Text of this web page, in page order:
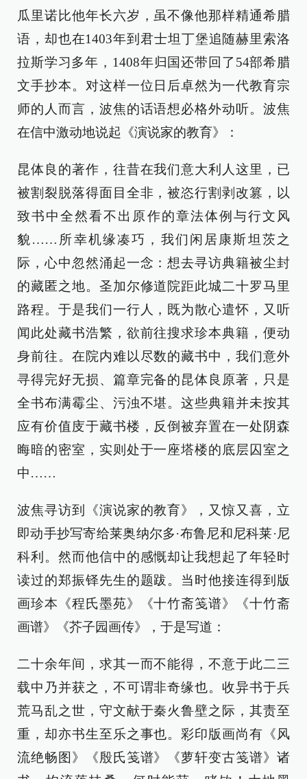
瓜里诺比他年长六岁，虽不像他那样精通希腊
语，却也在1403年到君士坦丁堡追随赫里索洛
拉斯学习多年，1408年归国还带回了54部希腊
文手抄本。对这样一位日后卓然为一代教育宗
师的人而言，波焦的话语想必格外动听。波焦
在信中激动地说起《演说家的教育》：
昆体良的著作，往昔在我们意大利人这里，已
被割裂脱落得面目全非，被恣行割剥改篡，以
致书中全然看不出原作的章法体例与行文风
貌……所幸机缘凑巧，我们闲居康斯坦茨之
际，心中忽然涌起一念：想去寻访典籍被尘封
的藏匿之地。圣加尔修道院距此城二十罗马里
路程。于是我们一行人，既为散心遣怀，又听
闻此处藏书浩繁，欲前往搜求珍本典籍，便动
身前往。在院内难以尽数的藏书中，我们意外
寻得完好无损、篇章完备的昆体良原著，只是
全书布满霉尘、污浊不堪。这些典籍并未按其
应有价值庋于藏书楼，反倒被弃置在一处阴森
晦暗的密室，实则处于一座塔楼的底层囚室之
中……
波焦寻访到《演说家的教育》，又惊又喜，立
即动手抄写寄给莱奥纳尔多·布鲁尼和尼科莱·尼
科利。然而他信中的感慨却让我想起了年轻时
读过的郑振铎先生的题跋。当时他接连得到版
画珍本《程氏墨苑》《十竹斋笺谱》《十竹斋
画谱》《芥子园画传》，于是写道：
二十余年间，求其一而不能得，不意于此二三
载中乃并获之，不可谓非奇缘也。收异书于兵
荒马乱之世，守文献于秦火鲁壁之际，其责至
重，却亦书生至乐之事也。彩印版画尚有《风
流绝畅图》《殷氏笺谱》《萝轩变古笺谱》诸